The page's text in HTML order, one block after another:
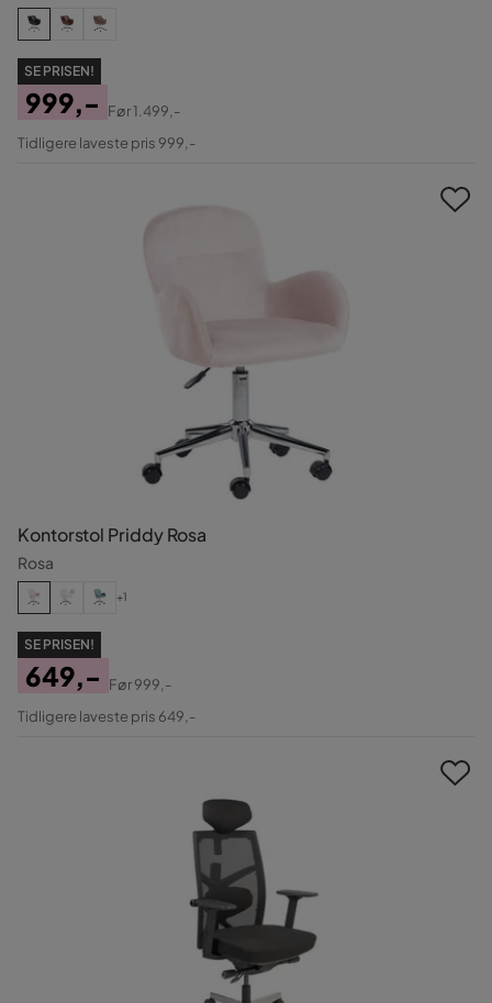
SE PRISEN!
Pris
999,-
Original
Før1.499,-
Tidligere laveste pris 999,-
Kontorstol Priddy Rosa
Rosa
+1
SE PRISEN!
Pris
649,-
Original
Før999,-
Tidligere laveste pris 649,-